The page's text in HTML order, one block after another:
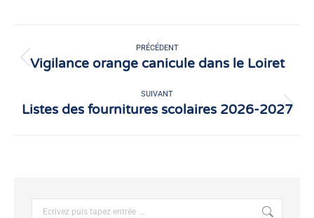
article
PRÉCÉDENT
Article
Vigilance orange canicule dans le Loiret
SUIVANT
Article
Listes des fournitures scolaires 2026-2027